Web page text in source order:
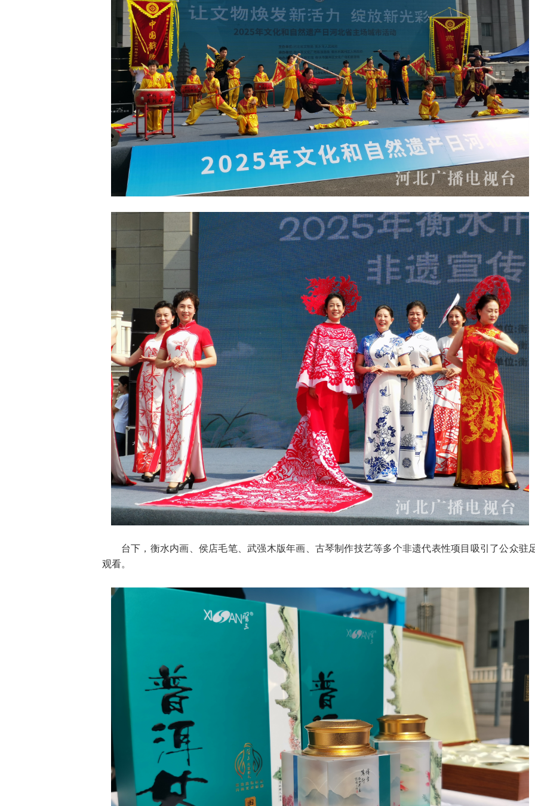
台下，衡水内画、侯店毛笔、武强木版年画、古琴制作技艺等多个非遗代表性项目吸引了公众驻
观看。